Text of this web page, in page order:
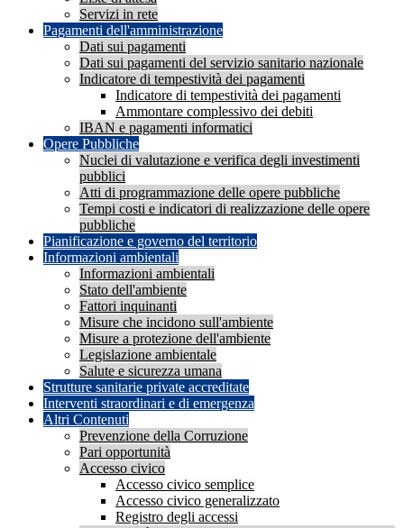
Servizi in rete
Pagamenti dell'amministrazione
Dati sui pagamenti
Dati sui pagamenti del servizio sanitario nazionale
Indicatore di tempestività dei pagamenti
Indicatore di tempestività dei pagamenti
Ammontare complessivo dei debiti
IBAN e pagamenti informatici
Opere Pubbliche
Nuclei di valutazione e verifica degli investimenti
pubblici
Atti di programmazione delle opere pubbliche
Tempi costi e indicatori di realizzazione delle opere
pubbliche
Pianificazione e governo del territorio
Informazioni ambientali
Informazioni ambientali
Stato dell'ambiente
Fattori inquinanti
Misure che incidono sull'ambiente
Misure a protezione dell'ambiente
Legislazione ambientale
Salute e sicurezza umana
Strutture sanitarie private accreditate
Interventi straordinari e di emergenza
Altri Contenuti
Prevenzione della Corruzione
Pari opportunità
Accesso civico
Accesso civico semplice
Accesso civico generalizzato
Registro degli accessi